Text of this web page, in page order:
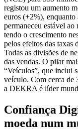
registou um aumento
euros (+2%),
permaneceu estável
tendo o crescimento
pelos efeitos das taxas
Todas as divisões de
das vendas. O pilar
“Veículos”, que inclui
veículo. Com cerca de
a DEKRA é líder
Confiança
moeda num